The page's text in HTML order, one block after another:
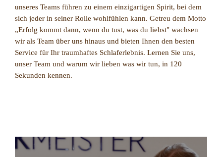
unseres Teams führen zu einem einzigartigen Spirit, bei dem
sich jeder in seiner Rolle wohlfühlen kann. Getreu dem Motto
„Erfolg kommt dann, wenn du tust, was du liebst" wachsen
wir als Team über uns hinaus und bieten Ihnen den besten
Service für Ihr traumhaftes Schlaferlebnis. Lernen Sie uns,
unser Team und warum wir lieben was wir tun, in 120
Sekunden kennen.